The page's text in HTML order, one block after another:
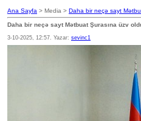
Ana Sayfa > Media > Daha bir neçə sayt
Daha bir neçə sayt Mətbuat Şurasına üzv
3-10-2025, 12:57. Yazar: sevinc1